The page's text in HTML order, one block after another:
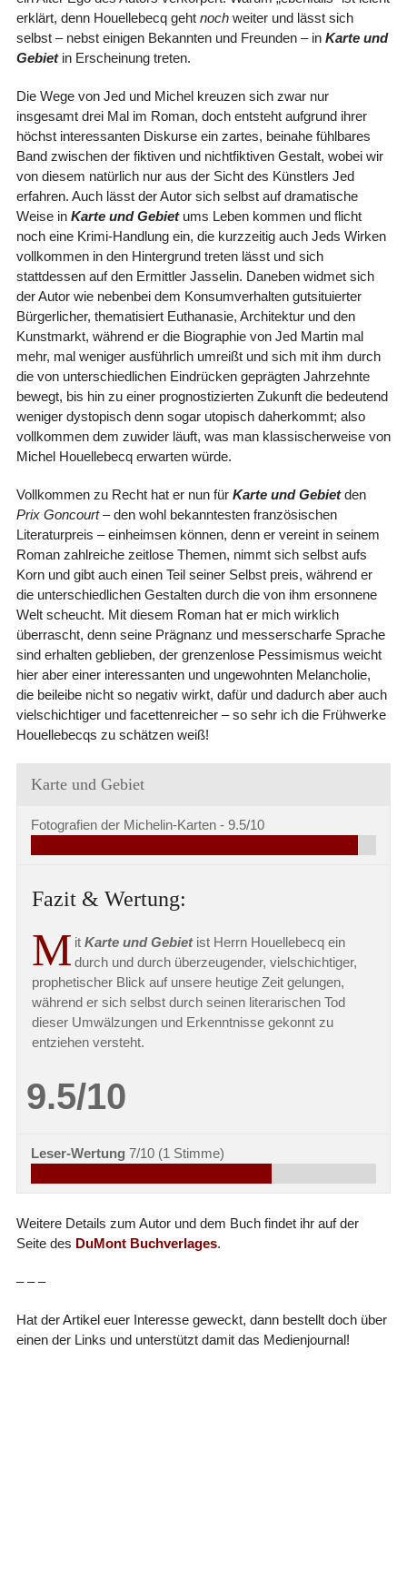
erklärt, denn Houellebecq geht nochweiter und lässt sich
selbst – nebst einigen Bekannten und Freunden – in Karte und
Gebietin Erscheinung treten.
Die Wege von Jed und Michel kreuzen sich zwar nur
insgesamt drei Mal im Roman, doch entsteht aufgrund ihrer
höchst interessanten Diskurse ein zartes, beinahe fühlbares
Band zwischen der fiktiven und nichtfiktiven Gestalt, wobei wir
von diesem natürlich nur aus der Sicht des Künstlers Jed
erfahren. Auch lässt der Autor sich selbst auf dramatische
Weise in Karte und Gebietums Leben kommen und flicht
noch eine Krimi-Handlung ein, die kurzzeitig auch Jeds Wirken
vollkommen in den Hintergrund treten lässt und sich
stattdessen auf den Ermittler Jasselin. Daneben widmet sich
der Autor wie nebenbei dem Konsumverhalten gutsituierter
Bürgerlicher, thematisiert Euthanasie, Architektur und den
Kunstmarkt, während er die Biographie von Jed Martin mal
mehr, mal weniger ausführlich umreißt und sich mit ihm durch
die von unterschiedlichen Eindrücken geprägten Jahrzehnte
bewegt, bis hin zu einer prognostizierten Zukunft die bedeutend
weniger dystopisch denn sogar utopisch daherkommt; also
vollkommen dem zuwider läuft, was man klassischerweise von
Michel Houellebecq erwarten würde.
Vollkommen zu Recht hat er nun für Karte und Gebietden
Prix Goncourt– den wohl bekanntesten französischen
Literaturpreis – einheimsen können, denn er vereint in seinem
Roman zahlreiche zeitlose Themen, nimmt sich selbst aufs
Korn und gibt auch einen Teil seiner Selbst preis, während er
die unterschiedlichen Gestalten durch die von ihm ersonnene
Welt scheucht. Mit diesem Roman hat er mich wirklich
überrascht, denn seine Prägnanz und messerscharfe Sprache
sind erhalten geblieben, der grenzenlose Pessimismus weicht
hier aber einer interessanten und ungewohnten Melancholie,
die beileibe nicht so negativ wirkt, dafür und dadurch aber auch
vielschichtiger und facettenreicher – so sehr ich die Frühwerke
Houellebecqs zu schätzen weiß!
Karte und Gebiet
Fotografien der Michelin-Karten - 9.5/10
Fazit & Wertung:
M it Karte und Gebietist Herrn Houellebecq ein
durch und durch überzeugender, vielschichtiger,
prophetischer Blick auf unsere heutige Zeit gelungen,
während er sich selbst durch seinen literarischen Tod
dieser Umwälzungen und Erkenntnisse gekonnt zu
entziehen versteht.
9.5/10
Leser-Wertung 7/10 (1 Stimme)
Weitere Details zum Autor und dem Buch findet ihr auf der
Seite des DuMont Buchverlages.
– – –
Hat der Artikel euer Interesse geweckt, dann bestellt doch über
einen der Links und unterstützt damit das Medienjournal!